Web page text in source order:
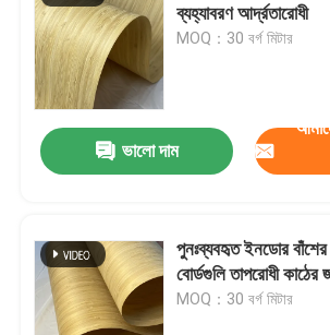
ব্যহ্যাবরণ আর্দ্রতারোধী
MOQ：30 বর্গ মিটার
ভালো দাম
পুনঃব্যবহৃত ইনডোর
বোর্ডগুলি তাপরোধী কাঠের
MOQ：30 বর্গ মিটার